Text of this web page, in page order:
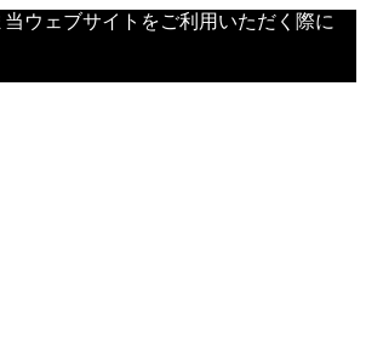
ウェブサイトをご利用いただく際に